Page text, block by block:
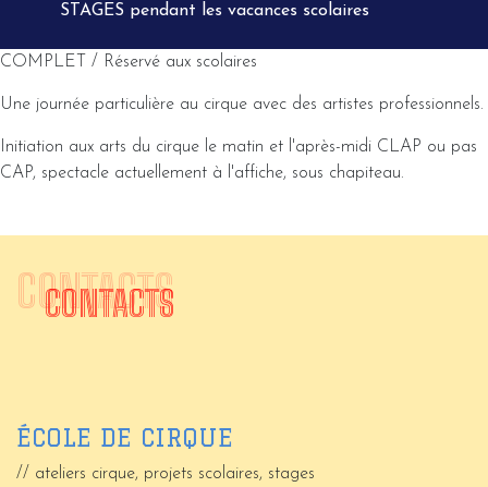
STAGES pendant les vacances scolaires
COMPLET / Réservé aux scolaires
Une journée particulière au cirque avec des artistes professionnels.
Initiation aux arts du cirque le matin et l'après-midi CLAP ou pas
CAP, spectacle actuellement à l'affiche, sous chapiteau.
CONTACTS
CONTACTS
ÉCOLE DE CIRQUE
// ateliers cirque, projets scolaires, stages